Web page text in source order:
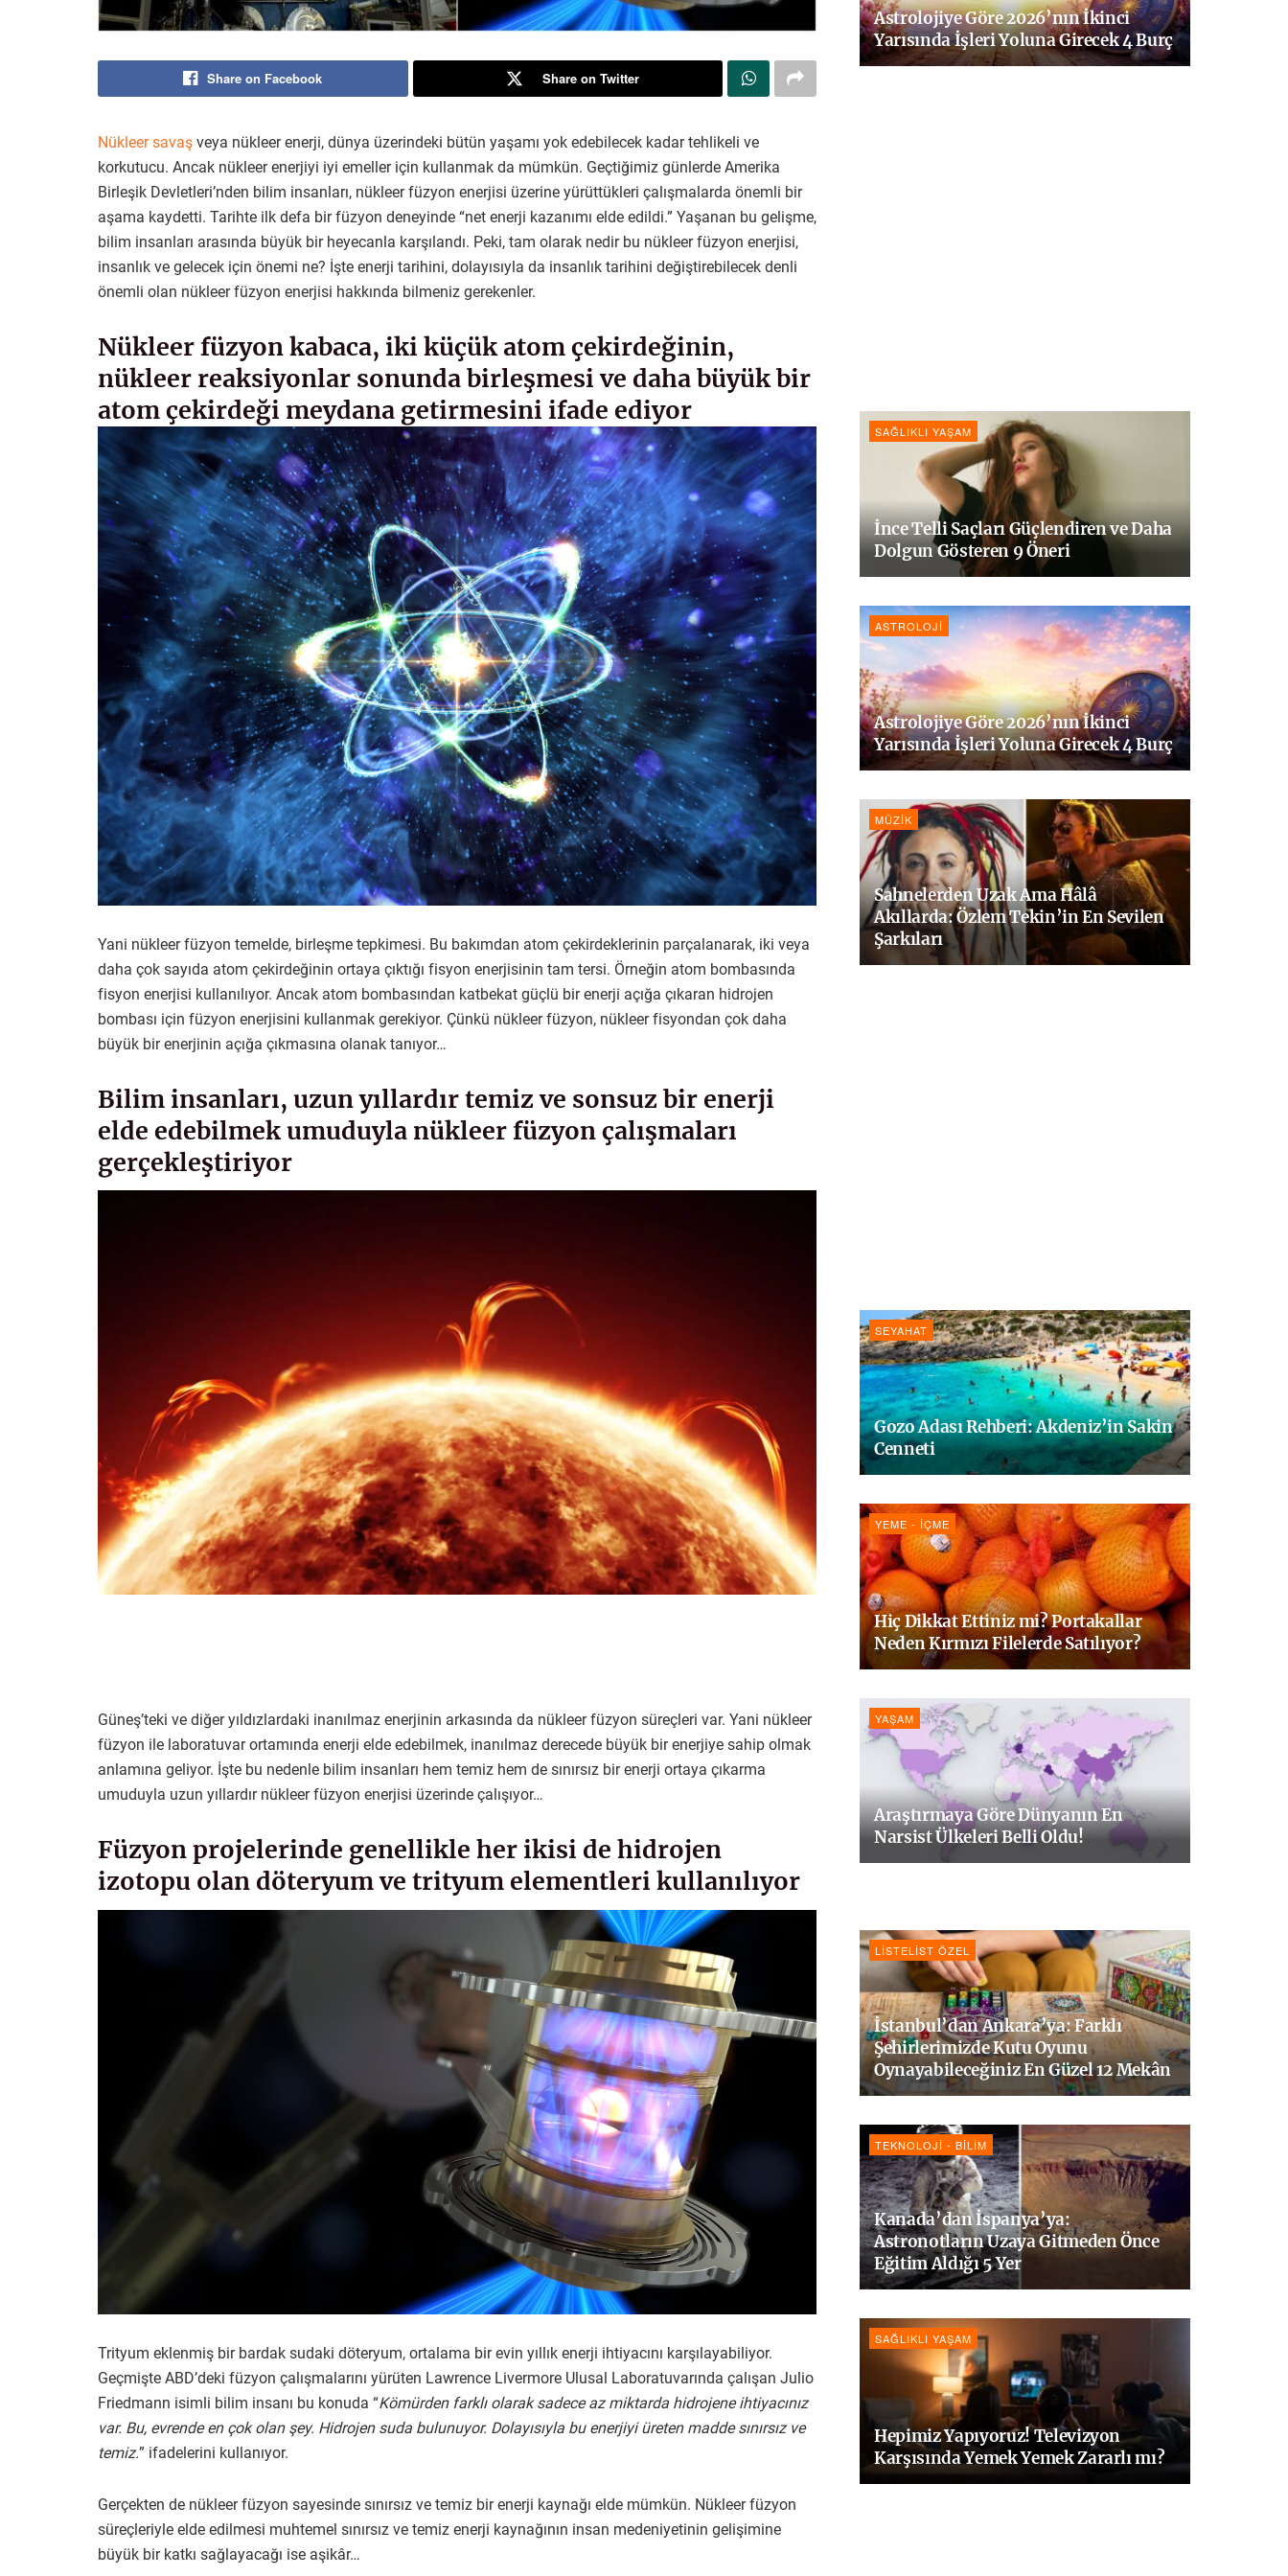
Share on Facebook Share on Twitter
Nükleer savaş veya nükleer enerji, dünya üzerindeki bütün yaşamı yok edebilecek kadar tehlikeli ve
korkutucu. Ancak nükleer enerjiyi iyi emeller için kullanmak da mümkün. Geçtiğimiz günlerde Amerika
Birleşik Devletleri’nden bilim insanları, nükleer füzyon enerjisi üzerine yürüttükleri çalışmalarda önemli bir
aşama kaydetti. Tarihte ilk defa bir füzyon deneyinde “net enerji kazanımı elde edildi.” Yaşanan bu gelişme,
bilim insanları arasında büyük bir heyecanla karşılandı. Peki, tam olarak nedir bu nükleer füzyon enerjisi,
insanlık ve gelecek için önemi ne? İşte enerji tarihini, dolayısıyla da insanlık tarihini değiştirebilecek denli
önemli olan nükleer füzyon enerjisi hakkında bilmeniz gerekenler.
Nükleer füzyon kabaca, iki küçük atom çekirdeğinin,
nükleer reaksiyonlar sonunda birleşmesi ve daha büyük bir
atom çekirdeği meydana getirmesini ifade ediyor
Yani nükleer füzyon temelde, birleşme tepkimesi. Bu bakımdan atom çekirdeklerinin parçalanarak, iki veya
daha çok sayıda atom çekirdeğinin ortaya çıktığı fisyon enerjisinin tam tersi. Örneğin atom bombasında
fisyon enerjisi kullanılıyor. Ancak atom bombasından katbekat güçlü bir enerji açığa çıkaran hidrojen
bombası için füzyon enerjisini kullanmak gerekiyor. Çünkü nükleer füzyon, nükleer fisyondan çok daha
büyük bir enerjinin açığa çıkmasına olanak tanıyor…
Bilim insanları, uzun yıllardır temiz ve sonsuz bir enerji
elde edebilmek umuduyla nükleer füzyon çalışmaları
gerçekleştiriyor
Güneş’teki ve diğer yıldızlardaki inanılmaz enerjinin arkasında da nükleer füzyon süreçleri var. Yani nükleer
füzyon ile laboratuvar ortamında enerji elde edebilmek, inanılmaz derecede büyük bir enerjiye sahip olmak
anlamına geliyor. İşte bu nedenle bilim insanları hem temiz hem de sınırsız bir enerji ortaya çıkarma
umuduyla uzun yıllardır nükleer füzyon enerjisi üzerinde çalışıyor…
Füzyon projelerinde genellikle her ikisi de hidrojen
izotopu olan döteryum ve trityum elementleri kullanılıyor
Trityum eklenmiş bir bardak sudaki döteryum, ortalama bir evin yıllık enerji ihtiyacını karşılayabiliyor.
Geçmişte ABD’deki füzyon çalışmalarını yürüten Lawrence Livermore Ulusal Laboratuvarında çalışan Julio
Friedmann isimli bilim insanı bu konuda “Kömürden farklı olarak sadece az miktarda hidrojene ihtiyacınız
var. Bu, evrende en çok olan şey. Hidrojen suda bulunuyor. Dolayısıyla bu enerjiyi üreten madde sınırsız ve
temiz.” ifadelerini kullanıyor.
Gerçekten de nükleer füzyon sayesinde sınırsız ve temiz bir enerji kaynağı elde mümkün. Nükleer füzyon
süreçleriyle elde edilmesi muhtemel sınırsız ve temiz enerji kaynağının insan medeniyetinin gelişimine
büyük bir katkı sağlayacağı ise aşikâr…
Astrolojiye Göre 2026’nın İkinci
Yarısında İşleri Yoluna Girecek 4 Burç
SAĞLIKLI YAŞAM
İnce Telli Saçları Güçlendiren ve Daha
Dolgun Gösteren 9 Öneri
ASTROLOJI
Astrolojiye Göre 2026’nın İkinci
Yarısında İşleri Yoluna Girecek 4 Burç
MÜZIK
Sahnelerden Uzak Ama Hâlâ
Akıllarda: Özlem Tekin’in En Sevilen
Şarkıları
SEYAHAT
Gozo Adası Rehberi: Akdeniz’in Sakin
Cenneti
YEME - İÇME
Hiç Dikkat Ettiniz mi? Portakallar
Neden Kırmızı Filelerde Satılıyor?
YAŞAM
Araştırmaya Göre Dünyanın En
Narsist Ülkeleri Belli Oldu!
LISTELIST ÖZEL
İstanbul’dan Ankara’ya: Farklı
Şehirlerimizde Kutu Oyunu
Oynayabileceğiniz En Güzel 12 Mekân
TEKNOLOJI - BILIM
Kanada’dan İspanya’ya:
Astronotların Uzaya Gitmeden Önce
Eğitim Aldığı 5 Yer
SAĞLIKLI YAŞAM
Hepimiz Yapıyoruz! Televizyon
Karşısında Yemek Yemek Zararlı mı?